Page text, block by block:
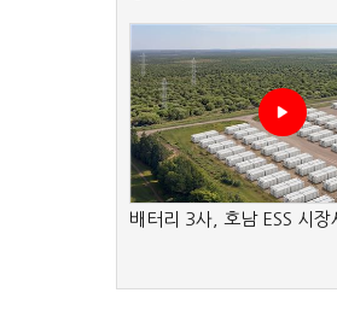
배터리 3사, 호남 ESS 시장